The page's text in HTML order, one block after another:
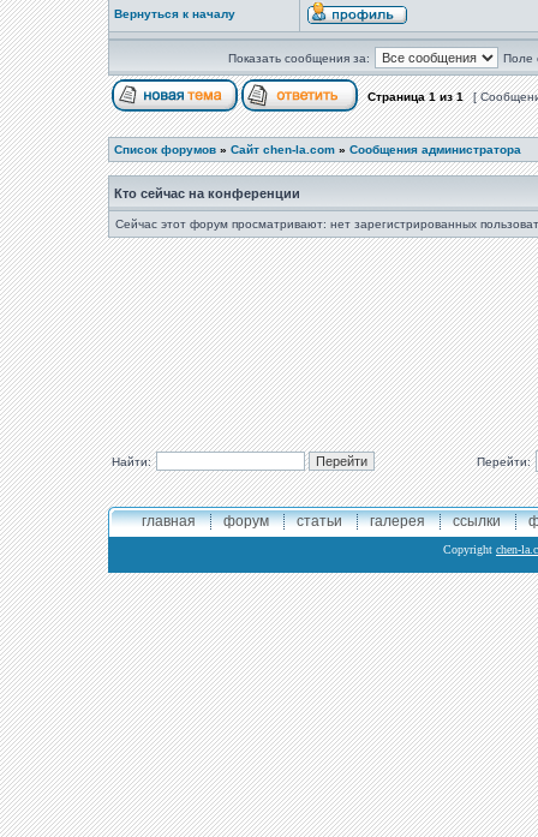
Вернуться к началу
Показать сообщения за: Поле
Страница1из1 [
Список форумов » Сайт chen-la.com » Сообщения администратора
Кто сейчас на конференции
Сейчас этот форум просматривают: нет зарегистрированных
Найти: Перейти:
главная форум статьи галерея ссылки
Copyright chen-